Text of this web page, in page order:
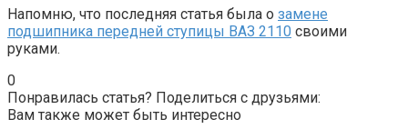
Напомню, что последняя статья была о замене
подшипника передней ступицы ВАЗ 2110 своими
руками.
0
Понравилась статья? Поделиться с друзьями:
Вам также может быть интересно